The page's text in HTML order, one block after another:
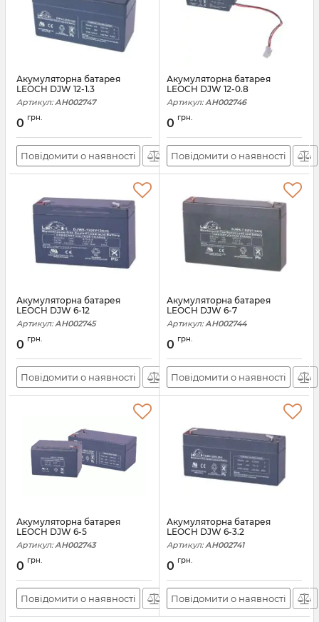
Акумуляторна батарея
LEOCH DJW 12-1.3
Артикул: АН002747
0 грн.
Повідомити о наявності
Акумуляторна батарея
LEOCH DJW 12-0.8
Артикул: АН002746
0 грн.
Повідомити о наявності
Акумуляторна батарея
LEOCH DJW 6-12
Артикул: АН002745
0 грн.
Повідомити о наявності
Акумуляторна батарея
LEOCH DJW 6-7
Артикул: АН002744
0 грн.
Повідомити о наявності
Акумуляторна батарея
LEOCH DJW 6-5
Артикул: АН002743
0 грн.
Повідомити о наявності
Акумуляторна батарея
LEOCH DJW 6-3.2
Артикул: АН002741
0 грн.
Повідомити о наявності